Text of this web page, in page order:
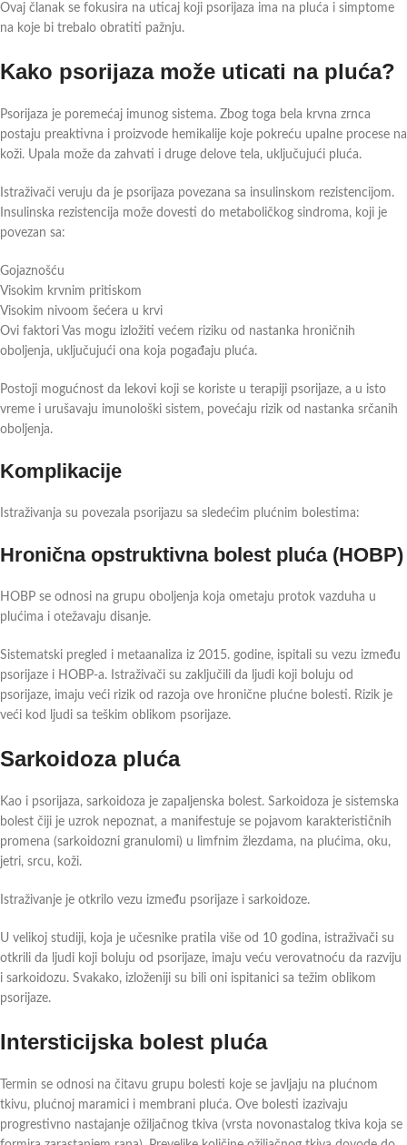
Ovaj članak se fokusira na uticaj koji psorijaza ima na pluća i simptome
na koje bi trebalo obratiti pažnju.
Kako psorijaza može uticati na pluća?
Psorijaza je poremećaj imunog sistema. Zbog toga bela krvna zrnca
postaju preaktivna i proizvode hemikalije koje pokreću upalne procese na
koži. Upala može da zahvati i druge delove tela, uključujući pluća.
Istraživači veruju da je psorijaza povezana sa insulinskom rezistencijom.
Insulinska rezistencija može dovesti do metaboličkog sindroma, koji je
povezan sa:
Gojaznošću
Visokim krvnim pritiskom
Visokim nivoom šećera u krvi
Ovi faktori Vas mogu izložiti većem riziku od nastanka hroničnih
oboljenja, uključujući ona koja pogađaju pluća.
Postoji mogućnost da lekovi koji se koriste u terapiji psorijaze, a u isto
vreme i urušavaju imunološki sistem, povećaju rizik od nastanka srčanih
oboljenja.
Komplikacije
Istraživanja su povezala psorijazu sa sledećim plućnim bolestima:
Hronična opstruktivna bolest pluća (HOBP)
HOBP se odnosi na grupu oboljenja koja ometaju protok vazduha u
plućima i otežavaju disanje.
Sistematski pregled i metaanaliza iz 2015. godine, ispitali su vezu između
psorijaze i HOBP-a. Istraživači su zaključili da ljudi koji boluju od
psorijaze, imaju veći rizik od razoja ove hronične plućne bolesti. Rizik je
veći kod ljudi sa teškim oblikom psorijaze.
Sarkoidoza pluća
Kao i psorijaza, sarkoidoza je zapaljenska bolest. Sarkoidoza je sistemska
bolest čiji je uzrok nepoznat, a manifestuje se pojavom karakterističnih
promena (sarkoidozni granulomi) u limfnim žlezdama, na plućima, oku,
jetri, srcu, koži.
Istraživanje je otkrilo vezu između psorijaze i sarkoidoze.
U velikoj studiji, koja je učesnike pratila više od 10 godina, istraživači su
otkrili da ljudi koji boluju od psorijaze, imaju veću verovatnoću da razviju
i sarkoidozu. Svakako, izloženiji su bili oni ispitanici sa težim oblikom
psorijaze.
Intersticijska bolest pluća
Termin se odnosi na čitavu grupu bolesti koje se javljaju na plućnom
tkivu, plućnoj maramici i membrani pluća. Ove bolesti izazivaju
progrestivno nastajanje ožiljačnog tkiva (vrsta novonastalog tkiva koja se